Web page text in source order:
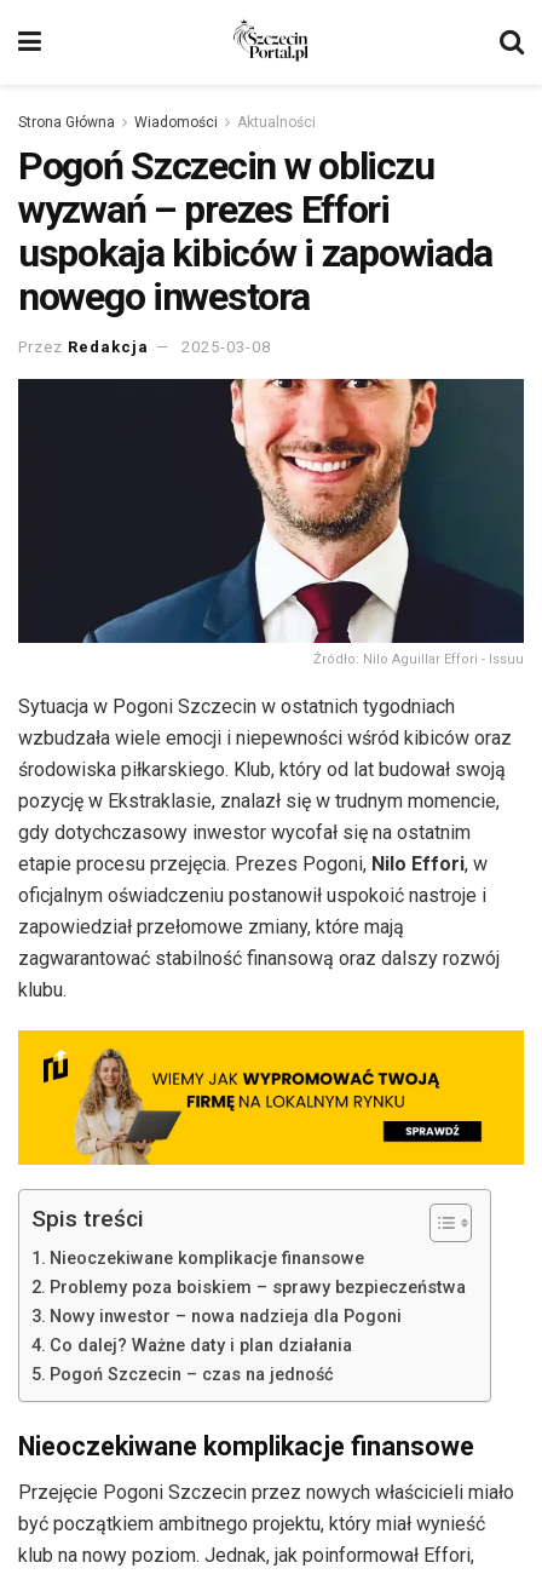
Strona Główna Wiadomości Aktualności
Pogoń Szczecin w obliczu
wyzwań – prezes Effori
uspokaja kibiców i zapowiada
nowego inwestora
Przez Redakcja 2025-03-08
Źródło: Nilo Aguillar Effori - Issuu
Sytuacja w Pogoni Szczecin w ostatnich tygodniach
wzbudzała wiele emocji i niepewności wśród kibiców oraz
środowiska piłkarskiego. Klub, który od lat budował swoją
pozycję w Ekstraklasie, znalazł się w trudnym momencie,
gdy dotychczasowy inwestor wycofał się na ostatnim
etapie procesu przejęcia. Prezes Pogoni, Nilo Effori, w
oficjalnym oświadczeniu postanowił uspokoić nastroje i
zapowiedział przełomowe zmiany, które mają
zagwarantować stabilność finansową oraz dalszy rozwój
klubu.
Spis treści
Nieoczekiwane komplikacje finansowe
Problemy poza boiskiem – sprawy bezpieczeństwa
Nowy inwestor – nowa nadzieja dla Pogoni
Co dalej? Ważne daty i plan działania
Pogoń Szczecin – czas na jedność
Nieoczekiwane komplikacje finansowe
Przejęcie Pogoni Szczecin przez nowych właścicieli miało
być początkiem ambitnego projektu, który miał wynieść
klub na nowy poziom. Jednak, jak poinformował Effori,